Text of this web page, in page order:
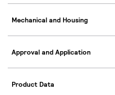
Mechanical and Housing
Approval and Application
Product Data